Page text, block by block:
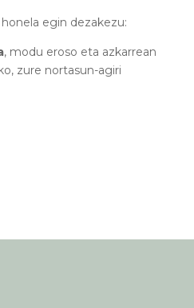
egin dezakezu:
, modu eroso eta azkarrean
zure nortasun-agiri